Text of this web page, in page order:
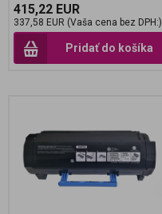
415,22 EUR
337,58 EUR (Vaša cena bez DPH:)
Pridať do košíka